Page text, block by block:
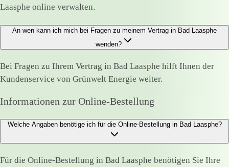
Laasphe online verwalten.
An wen kann ich mich bei Fragen zu meinem Vertrag in Bad Laasphe
wenden?
Bei Fragen zu Ihrem Vertrag in Bad Laasphe hilft Ihnen der
Kundenservice von Grünwelt Energie weiter.
Informationen zur Online-Bestellung
Welche Angaben benötige ich für die Online-Bestellung in Bad Laasphe?
Für die Online-Bestellung in Bad Laasphe benötigen Sie Ihre